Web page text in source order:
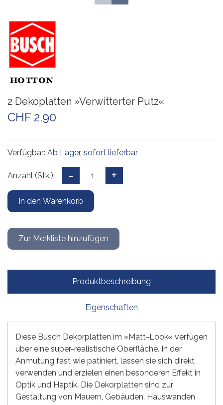
2 Dekoplatten »Verwitterter Putz«
CHF 2.90
Verfügbar: Ab Lager, sofort lieferbar
Anzahl (Stk.):
Produktbeschreibung
Eigenschaften
Diese Busch Dekorplatten im »Matt-Look« verfügen
über eine super-realistische Oberfläche. In der
Anmutung fast wie patiniert, lassen sie sich direkt
verwenden und erzielen einen besonderen Effekt in
Optik und Haptik. Die Dekorplatten sind zur
Gestaltung von Mauern, Gebäuden, Hauswänden